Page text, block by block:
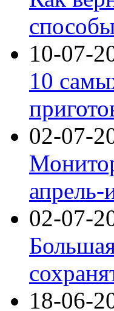
10-07-
10
02-07-
апрель-
02-07-
18-06-